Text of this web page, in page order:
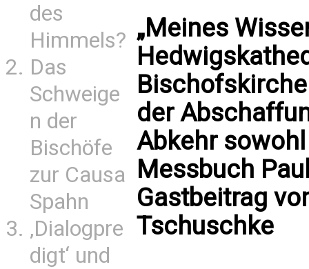
des
Himmels?
Das
Schweige
n der
Bischöfe
zur Causa
Spahn
‚Dialogpre
digt‘ und
„Meines
der
Abkehr
Messbuch
Gastbeitrag
Tschuschke